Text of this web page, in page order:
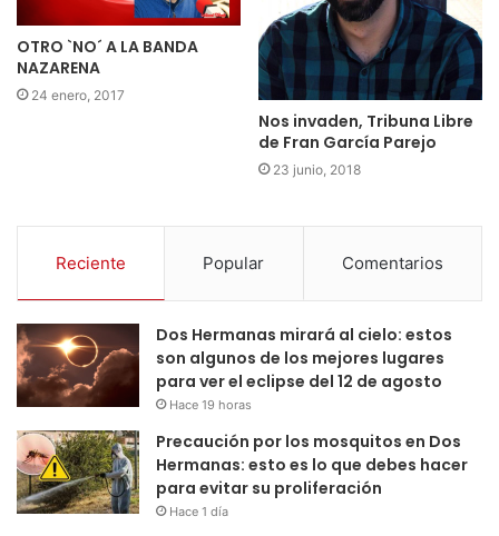
OTRO `NO´ A LA BANDA
NAZARENA
24 enero, 2017
Nos invaden, Tribuna Libre
de Fran García Parejo
23 junio, 2018
Reciente Popular Comentarios
Dos Hermanas mirará al cielo: estos
son algunos de los mejores lugares
para ver el eclipse del 12 de agosto
Hace 19 horas
Precaución por los mosquitos en Dos
Hermanas: esto es lo que debes hacer
para evitar su proliferación
Hace 1 día